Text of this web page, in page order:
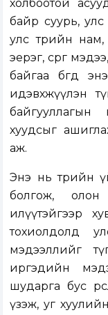
холбоотой
байр суурь, улс
улс төрийн
эерэг, сөрөг
байгаа бөгөөд
идэвхжүүлэн
хуудсыг
аж.
Энэ нь төрийн
болгож, олон
илүүтэйгээр
тохиолдолд
мэдээллийг
иргэдийн
шударга бус
үзэж, уг